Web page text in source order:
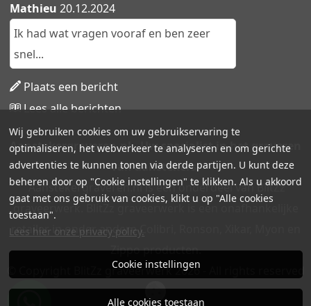
Mathieu 20.12.2024
Ik had wat vragen vooraf en ben zeer
snel...
Plaats een bericht
Lees alle berichten
Aanstekergraveren.nl - Uw specialist in het graveren
van aanstekers!
Aanstekergraveren.nl is een onderdeel van BlitZz
graveerwerk. BlitZz graveerwerk is een onafhankelijke
retailer in onder andere Colibri, Ronson, Xikar, Myon en
Zippo producten.
© Copyright BlitZz graveerwerk 2026 - All rights reserved
Wij gebruiken cookies om uw gebruikservaring te
optimaliseren, het webverkeer te analyseren en om gerichte
advertenties te kunnen tonen via derde partijen. U kunt deze
beheren door op "Cookie instellingen" te klikken. Als u akkoord
gaat met ons gebruik van cookies, klikt u op "Alle cookies
toestaan".
Lees hier onze privacy policy.
Cookie instellingen
Alle cookies toestaan